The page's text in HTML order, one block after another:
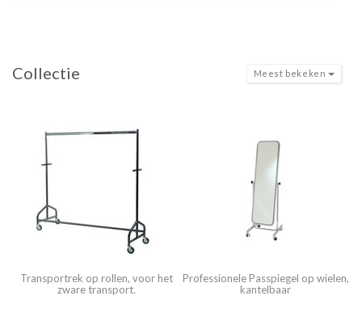
Collectie Meest bekeken
Transportrek op rollen, voor het
zware transport.
Professionele Passpiegel op wielen,
kantelbaar